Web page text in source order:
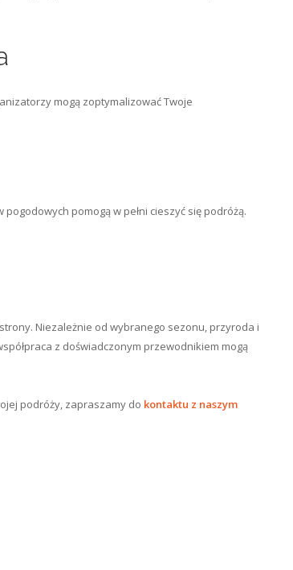
mogą zoptymalizować Twoje
pomogą w pełni cieszyć się podróżą.
Niezależnie od wybranego sezonu, przyroda i
z doświadczonym przewodnikiem mogą
podróży, zapraszamy do kontaktu z naszym